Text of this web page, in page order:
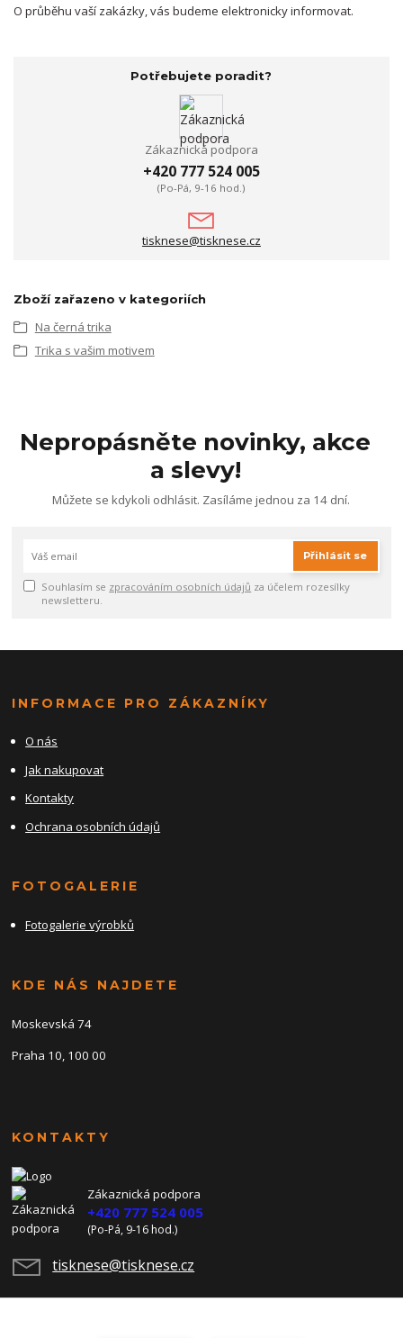
O průběhu vaší zakázky, vás budeme elektronicky informovat.
Potřebujete poradit?
Zákaznická podpora
+420 777 524 005
(Po-Pá, 9-16 hod.)
tisknese@tisknese.cz
Zboží zařazeno v kategoriích
Na černá trika
Trika s vašim motivem
Nepropásněte novinky, akce
a slevy!
Můžete se kdykoli odhlásit. Zasíláme jednou za 14 dní.
Přihlásit se
Souhlasím se zpracováním osobních údajů za účelem rozesílky
newsletteru.
INFORMACE PRO ZÁKAZNÍKY
O nás
Jak nakupovat
Kontakty
Ochrana osobních údajů
FOTOGALERIE
Fotogalerie výrobků
KDE NÁS NAJDETE
Moskevská 74
Praha 10, 100 00
KONTAKTY
Zákaznická podpora
+420 777 524 005
(Po-Pá, 9-16 hod.)
tisknese@tisknese.cz